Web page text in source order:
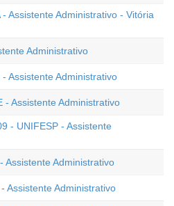
Assistente Administrativo - Vitória
Administrativo
Assistente Administrativo
- Assistente Administrativo
- UNIFESP - Assistente
Assistente Administrativo
Assistente Administrativo